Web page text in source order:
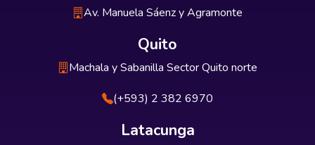
Av. Manuela Sáenz y Agramonte
Quito
Machala y Sabanilla Sector Quito norte
(+593) 2 382 6970
Latacunga